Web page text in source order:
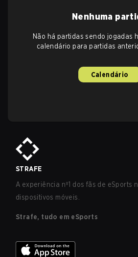
Nenhuma
Não há partidas sendo jogadas
calendário para partidas
Calendário
STRAFE
A experiência nº1 dos fãs de eSports
dispositivos móveis.
Strafe, tudo em eSports